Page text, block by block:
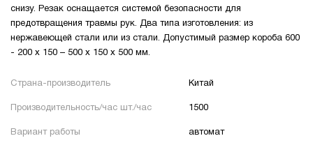
снизу. Резак оснащается системой безопасности для
предотвращения травмы рук. Два типа изготовления: из
нержавеющей стали или из стали. Допустимый размер короба 600
- 200 x 150 – 500 x 150 x 500 мм.
Страна-производитель Китай
Производительность/час шт./час 1500
Вариант работы автомат